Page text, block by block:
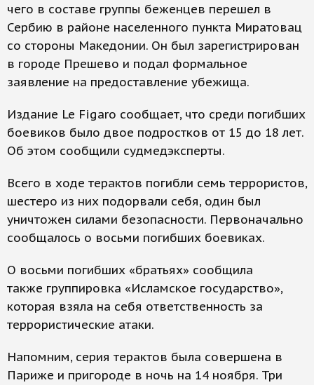
чего в составе группы беженцев перешел в
Сербию в районе населенного пункта Миратовац
со стороны Македонии. Он был зарегистрирован
в городе Прешево и подал формальное
заявление на предоставление убежища.
Издание Le Figaro сообщает, что среди погибших
боевиков было двое подростков от 15 до 18 лет.
Об этом сообщили судмедэксперты.
Всего в ходе терактов погибли семь террористов,
шестеро из них подорвали себя, один был
уничтожен силами безопасности. Первоначально
сообщалось о восьми погибших боевиках.
О восьми погибших «братьях» сообщила
также группировка «Исламское государство»,
которая взяла на себя ответственность за
террористические атаки.
Напомним, серия терактов была совершена в
Париже и пригороде в ночь на 14 ноября. Три